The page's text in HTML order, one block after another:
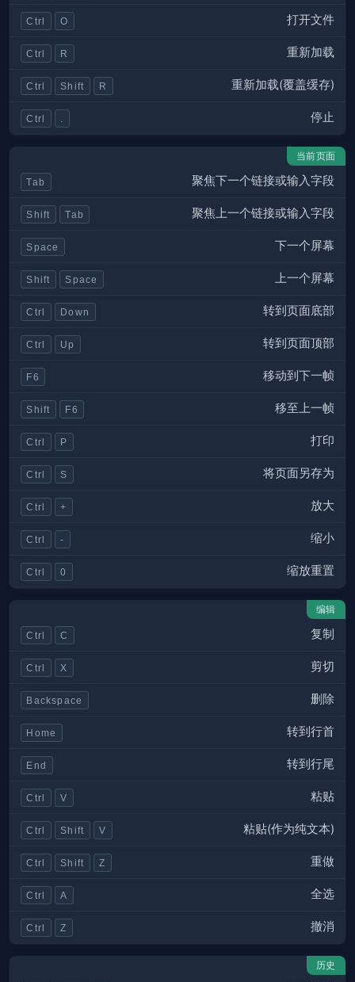
Ctrl O 打开文件
Ctrl R 重新加载
Ctrl Shift R 重新加载(覆盖缓存)
Ctrl 停止
当前页面
Tab 聚焦下一个链接或输入字段
Shift Tab 聚焦上一个链接或输入字段
Space 下一个屏幕
Shift Space 上一个屏幕
Ctrl Down 转到页面底部
Ctrl Up 转到页面顶部
F6 移动到下一帧
Shift F6 移至上一帧
Ctrl P 打印
Ctrl S 将页面另存为
Ctrl + 放大
Ctrl - 缩小
Ctrl 0 缩放重置
编辑
Ctrl C 复制
Ctrl X 剪切
Backspace 删除
Home 转到行首
End 转到行尾
Ctrl V 粘贴
Ctrl Shift V 粘贴(作为纯文本)
Ctrl Shift Z 重做
Ctrl A 全选
Ctrl Z 撤消
历史